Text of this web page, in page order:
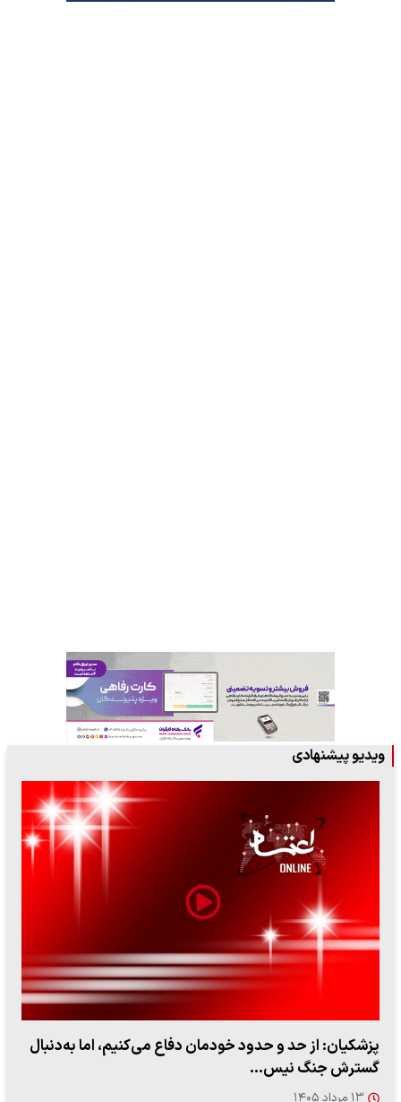
ویدیو پیشنهادی
پزشکیان: از حد و حدود خودمان دفاع می‌کنیم، اما به‌دنبال
گسترش جنگ نیس…
۱۳ مرداد ۱۴۰۵